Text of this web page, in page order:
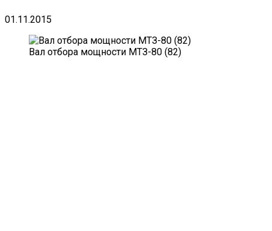
01.11.2015
Вал отбора мощности МТЗ-80 (82)